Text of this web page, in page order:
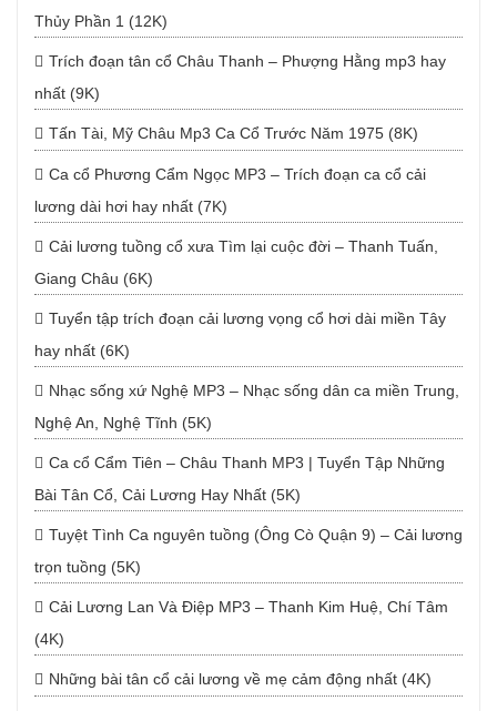
Thủy Phần 1 (12K)
Trích đoạn tân cổ Châu Thanh – Phượng Hằng mp3 hay
nhất (9K)
Tấn Tài, Mỹ Châu Mp3 Ca Cổ Trước Năm 1975 (8K)
Ca cổ Phương Cẩm Ngọc MP3 – Trích đoạn ca cổ cải
lương dài hơi hay nhất (7K)
Cải lương tuồng cổ xưa Tìm lại cuộc đời – Thanh Tuấn,
Giang Châu (6K)
Tuyển tập trích đoạn cải lương vọng cổ hơi dài miền Tây
hay nhất (6K)
Nhạc sống xứ Nghệ MP3 – Nhạc sống dân ca miền Trung,
Nghệ An, Nghệ Tĩnh (5K)
Ca cổ Cẩm Tiên – Châu Thanh MP3 | Tuyển Tập Những
Bài Tân Cổ, Cải Lương Hay Nhất (5K)
Tuyệt Tình Ca nguyên tuồng (Ông Cò Quận 9) – Cải lương
trọn tuồng (5K)
Cải Lương Lan Và Điệp MP3 – Thanh Kim Huệ, Chí Tâm
(4K)
Những bài tân cổ cải lương về mẹ cảm động nhất (4K)